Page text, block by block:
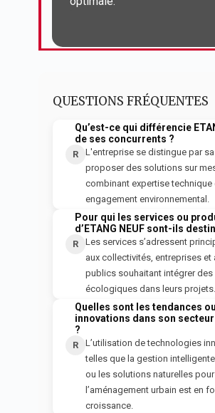
QUESTIONS FRÉQUENTES
Qu’est-ce qui différencie
de ses concurrents ?
R
L'entreprise se distingue par
proposer des solutions sur
combinant expertise technique
engagement environnemental.
Pour qui les services ou
d’ETANG NEUF sont-ils
R
Les services s’adressent
aux collectivités, entreprises et
publics souhaitant intégrer des
écologiques dans leurs projets.
Quelles sont les tendances ou
innovations dans son
?
R
L’utilisation de technologies
telles que la gestion
ou les solutions naturelles pour
l’aménagement urbain est en
croissance.